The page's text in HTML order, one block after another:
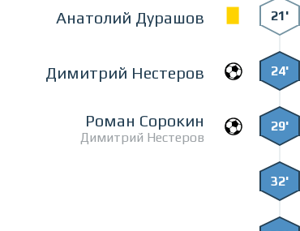
Анатолий Дурашов 21'
Димитрий Нестеров 24'
Роман Сорокин
Димитрий Нестеров
29'
32'